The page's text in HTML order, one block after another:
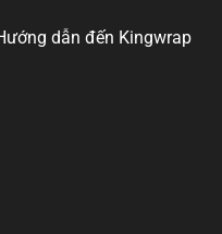
dẫn đến Kingwrap